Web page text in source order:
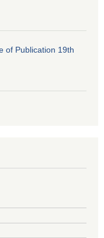
of Publication 19th